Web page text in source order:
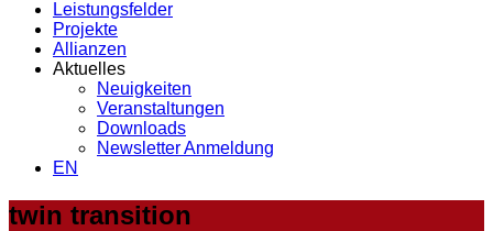
Leistungsfelder
Projekte
Allianzen
Aktuelles
Neuigkeiten
Veranstaltungen
Downloads
Newsletter Anmeldung
EN
twin transition